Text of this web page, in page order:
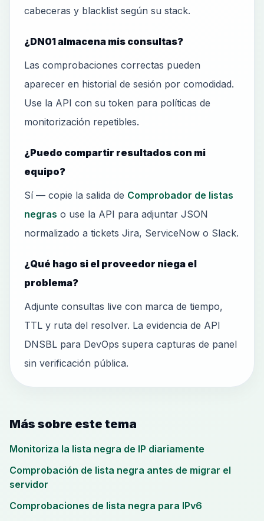
cabeceras y blacklist según su stack.
¿DN01 almacena mis consultas?
Las comprobaciones correctas pueden
aparecer en historial de sesión por comodidad.
Use la API con su token para políticas de
monitorización repetibles.
¿Puedo compartir resultados con mi
equipo?
Sí — copie la salida de Comprobador de listas
negras o use la API para adjuntar JSON
normalizado a tickets Jira, ServiceNow o Slack.
¿Qué hago si el proveedor niega el
problema?
Adjunte consultas live con marca de tiempo,
TTL y ruta del resolver. La evidencia de API
DNSBL para DevOps supera capturas de panel
sin verificación pública.
Más sobre este tema
Monitoriza la lista negra de IP diariamente
Comprobación de lista negra antes de migrar el
servidor
Comprobaciones de lista negra para IPv6